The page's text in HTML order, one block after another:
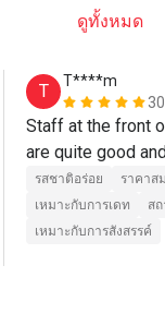
ดูทั้งหมด
T
T****m
Staff at the front
are quite good
welcome (Cee
staff who take
and serve are
รสชาติอร่อย
ราคาส
เหมาะกับการเดท
ส
เหมาะกับการสังสรรค์